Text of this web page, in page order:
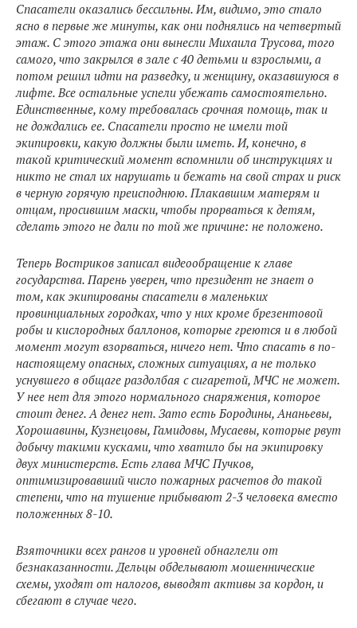
Спасатели оказались бессильны. Им, видимо, это стало
ясно в первые же минуты, как они поднялись на четвертый
этаж. С этого этажа они вынесли Михаила Трусова, того
самого, что закрылся в зале с 40 детьми и взрослыми, а
потом решил идти на разведку, и женщину, оказавшуюся в
лифте. Все остальные успели убежать самостоятельно.
Единственные, кому требовалась срочная помощь, так и
не дождались ее. Спасатели просто не имели той
экипировки, какую должны были иметь. И, конечно, в
такой критический момент вспомнили об инструкциях и
никто не стал их нарушать и бежать на свой страх и риск
в черную горячую преисподнюю. Плакавшим матерям и
отцам, просившим маски, чтобы прорваться к детям,
сделать этого не дали по той же причине: не положено.
Теперь Востриков записал видеообращение к главе
государства. Парень уверен, что президент не знает о
том, как экипированы спасатели в маленьких
провинциальных городках, что у них кроме брезентовой
робы и кислородных баллонов, которые греются и в любой
момент могут взорваться, ничего нет. Что спасать в по-
настоящему опасных, сложных ситуациях, а не только
уснувшего в общаге раздолбая с сигаретой, МЧС не может.
У нее нет для этого нормального снаряжения, которое
стоит денег. А денег нет. Зато есть Бородины, Ананьевы,
Хорошавины, Кузнецовы, Гамидовы, Мусаевы, которые рвут
добычу такими кусками, что хватило бы на экипировку
двух министерств. Есть глава МЧС Пучков,
оптимизировавший число пожарных расчетов до такой
степени, что на тушение прибывают 2-3 человека вместо
положенных 8-10.
Взяточники всех рангов и уровней обнаглели от
безнаказанности. Дельцы обделывают мошеннические
схемы, уходят от налогов, выводят активы за кордон, и
сбегают в случае чего.